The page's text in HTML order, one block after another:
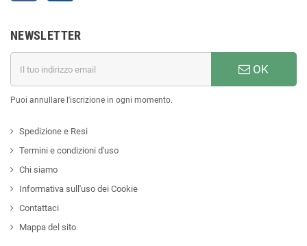
NEWSLETTER
OK
Puoi annullare l'iscrizione in ogni momento.
Spedizione e Resi
Termini e condizioni d'uso
Chi siamo
Informativa sull'uso dei Cookie
Contattaci
Mappa del sito